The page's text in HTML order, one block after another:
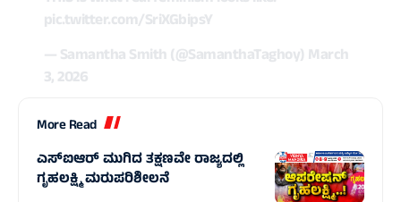
pic.twitter.com/SriXGbipsY
— Samantha Smith (@SamanthaTaghoy) March
3, 2026
More Read
ಎಸ್‌ಐಆರ್ ಮುಗಿದ ತಕ್ಷಣವೇ ರಾಜ್ಯದಲ್ಲಿ
ಗೃಹಲಕ್ಷ್ಮಿ ಮರುಪರಿಶೀಲನೆ